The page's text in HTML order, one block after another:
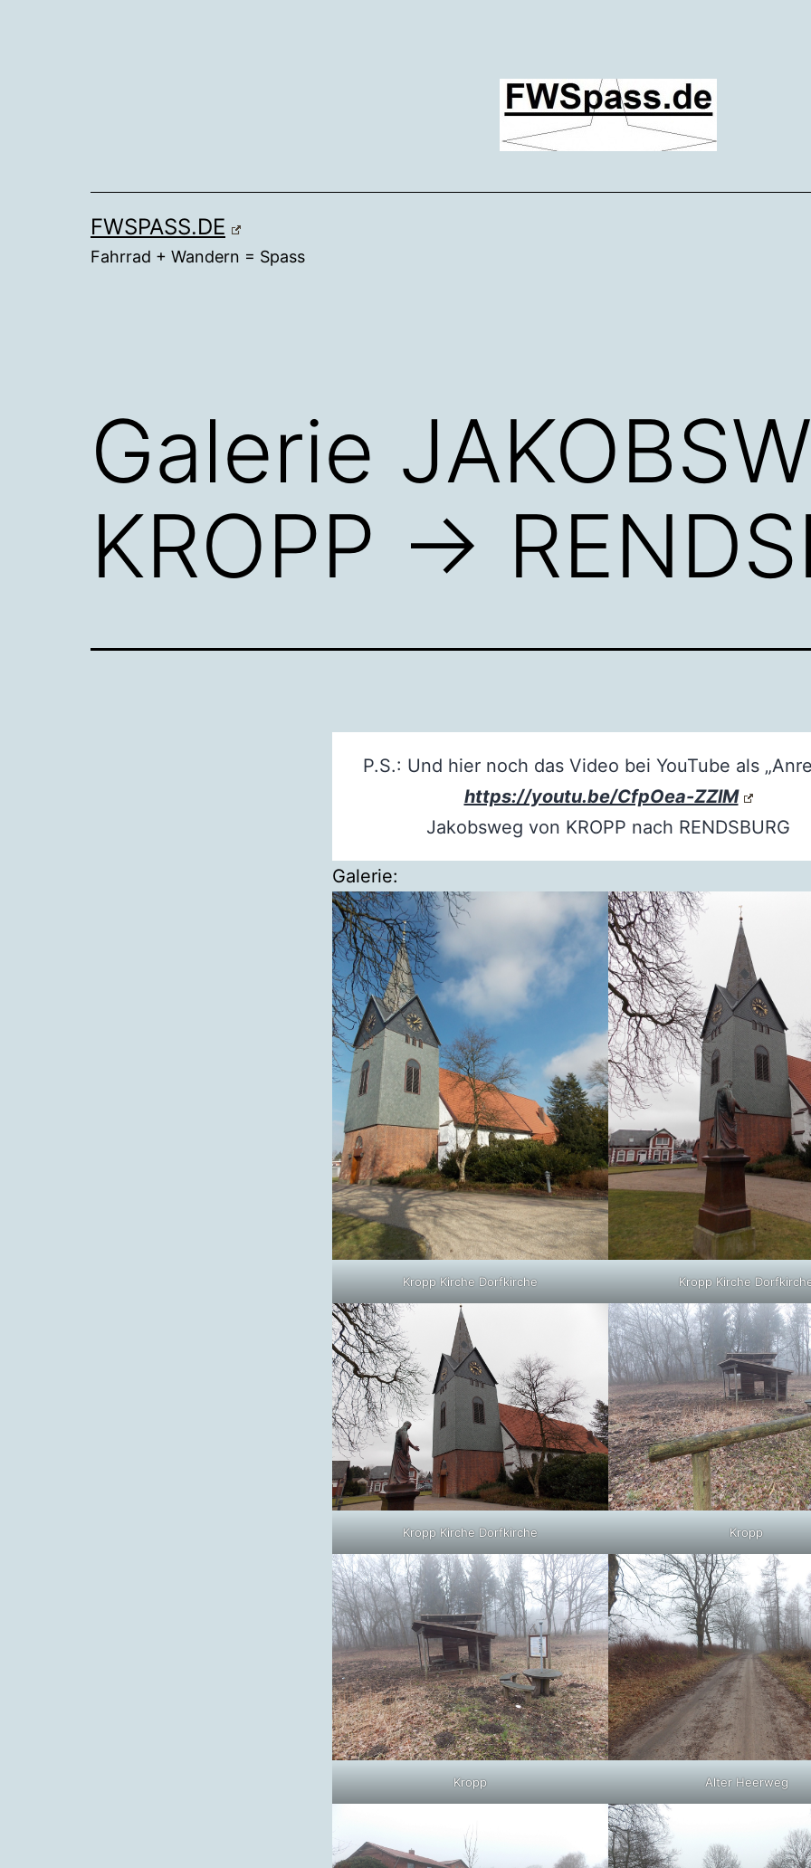
FWSPASS.DE
Fahrrad + Wandern = Spass
Galerie
KROPP →
P.S.: Und hier noch das Video bei YouTube als
https://youtu.be/CfpOea-ZZlM
Jakobsweg von KROPP nach RENDSBURG
Galerie:
Kropp Kirche Dorfkirche Kropp Kirche
Kropp Kirche Dorfkirche Kropp
Kropp Alter Heerweg